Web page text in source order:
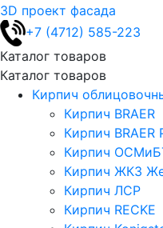
3D проект фасада
+7 (4712) 585-223
Каталог товаров
Каталог товаров
Кирпич
Кирпич BRAER
Кирпич BRAER
Кирпич
Кирпич ЖКЗ
Кирпич ЛСР
Кирпич RECKE